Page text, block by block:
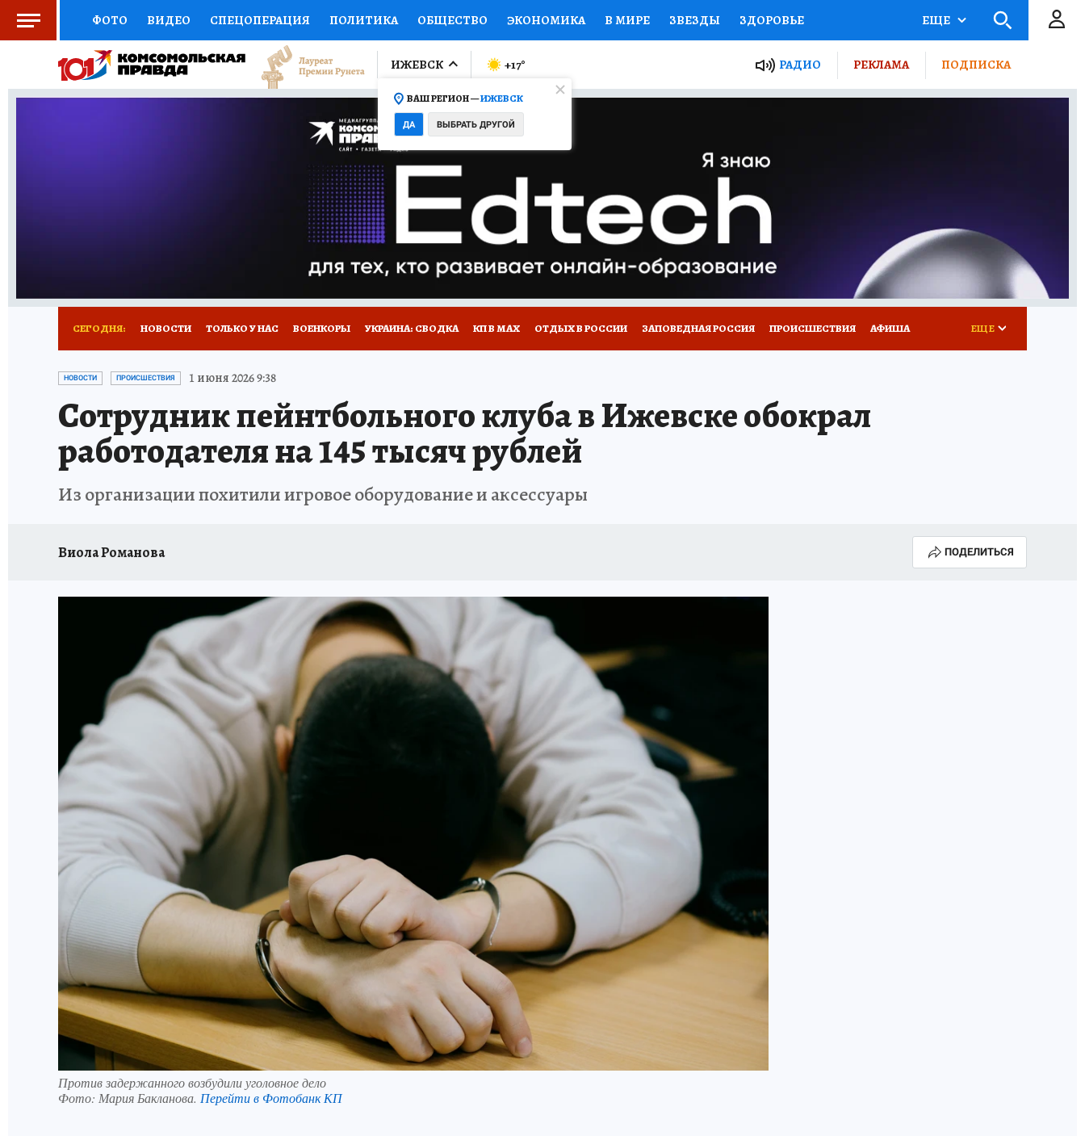
ФОТО ВИДЕО СПЕЦОПЕРАЦИЯ ПОЛИТИКА ОБЩЕСТВО ЭКОНОМИКА В МИРЕ ЗВЕЗДЫ ЗДОРОВЬЕ
СОЦПОДДЕРЖКА НАУКА СПОРТ КОЛУМНИСТЫ ПРОИСШЕСТВИЯ НАЦИОНАЛЬНЫЕ ПРОЕКТЫ РОССИИ
ВЫБОР ЭКСПЕРТОВ ДОКТОР ФИНАНСЫ ОТКРЫВАЕМ МИР Я ЗНАЮ СЕМЬЯ ЖЕНСКИЕ СЕКРЕТЫ ПУТЕВОДИТЕЛЬ
ПРОГНОЗЫ НА СПОРТ ПРОМОКОДЫ СЕРИАЛЫ
ТЕЛЕВИЗОР КОЛЛЕКЦИИ КОНКУРСЫ ГИД ПОТРЕБИТЕЛЯ
НОВОЕ НА САЙТЕ
ЕЩЕ
ИЖЕВСК
ВАШ РЕГИОН —ИЖЕВСК
ДА ВЫБРАТЬ ДРУГОЙ
+17° РАДИО РЕКЛАМА ПОДПИСКА
СЕГОДНЯ: НОВОСТИ ТОЛЬКО У НАС ВОЕНКОРЫ УКРАИНА: СВОДКА КП В МАХ ОТДЫХ В РОССИИ ЗАПОВЕДНАЯ РОССИЯ ПРОИСШЕСТВИЯ АФИША
РЕКЛАМА НА САЙТЕ ПУТЕВОДИТЕЛЬ ПО СТРОЙКЕ И РЕМОНТУ
ЕЩЕ
НОВОСТИ ПРОИСШЕСТВИЯ 1 июня 2026 9:38
Сотрудник пейнтбольного клуба в Ижевске обокрал
работодателя на 145 тысяч рублей
Из организации похитили игровое оборудование и аксессуары
Виола Романова ПОДЕЛИТЬСЯ
Против задержанного возбудили уголовное дело
Фото: Мария Бакланова. Перейти в Фотобанк КП